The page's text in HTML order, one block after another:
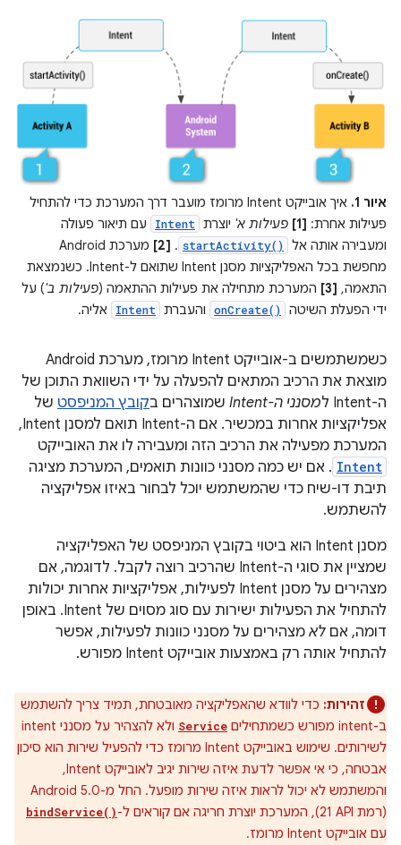
איור 1.
איך אובייקט Intent מרומז מועבר דרך המערכת כדי להתחיל
פעילות אחרת: [1] פעילות א' יוצרת Intent
עם תיאור פעולה
ומעבירה אותה אל
startActivity()
. ‫
[2]
מערכת Android
מחפשת בכל האפליקציות מסנן Intent שתואם ל-Intent. כשנמצאת
התאמה, [3] המערכת מתחילה את פעילות ההתאמה (פעילות ב') על
ידי הפעלת השיטה
onCreate() והעברת Intent אליה.
כשמשתמשים ב-אובייקט Intent מרומז, מערכת Android
מוצאת את הרכיב המתאים להפעלה על ידי השוואת התוכן של
ה-Intent ל
מסנני ה-Intent שמוצהרים בקובץ המניפסט של
אפליקציות אחרות במכשיר. אם ה-Intent תואם למסנן Intent,
המערכת מפעילה את הרכיב הזה ומעבירה לו את האובייקט
Intent . אם יש כמה מסנני כוונות תואמים, המערכת מציגה
תיבת דו-שיח כדי שהמשתמש יוכל לבחור באיזו אפליקציה
להשתמש.
מסנן Intent הוא ביטוי בקובץ המניפסט של האפליקציה
שמציין את סוגי ה-Intent שהרכיב רוצה לקבל. לדוגמה, אם
מצהירים על מסנן Intent לפעילות, אפליקציות אחרות יכולות
להתחיל את הפעילות ישירות עם סוג מסוים של Intent. באופן
דומה, אם לא מצהירים על מסנני כוונות לפעילות, אפשר
להתחיל אותה רק באמצעות אובייקט Intent מפורש.
זהירות: כדי לוודא שהאפליקציה מאובטחת, תמיד צריך להשתמש
ב-intent מפורש כשמתחילים
Service
ולא להצהיר על מסנני intent
לשירותים. שימוש באובייקט Intent מרומז כדי להפעיל שירות הוא סיכון
אבטחה, כי אי אפשר לדעת איזה שירות יגיב לאובייקט Intent,
והמשתמש לא יכול לראות איזה שירות מופעל. החל מ-Android 5.0
(רמת API‏ 21), המערכת יוצרת חריגה אם קוראים ל-
bindService()
עם אובייקט Intent מרומז.